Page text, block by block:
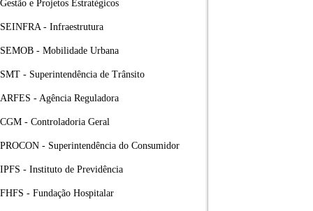
Gestão e Projetos Estratégicos
SEINFRA - Infraestrutura
SEMOB - Mobilidade Urbana
SMT - Superintendência de Trânsito
ARFES - Agência Reguladora
CGM - Controladoria Geral
PROCON - Superintendência do Consumidor
IPFS - Instituto de Previdência
FHFS - Fundação Hospitalar